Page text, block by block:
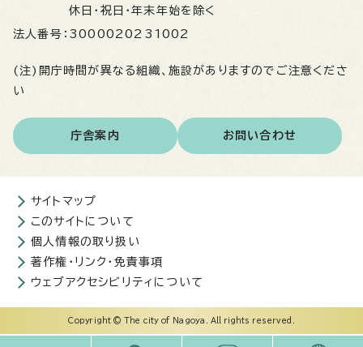
休日・祝日・年末年始を除く
法人番号： 3000020231002
(注)開庁時間が異なる組織、施設がありますのでご注意くださ
い
庁舎案内 お問い合わせ
サイトマップ
このサイトについて
個人情報の取り扱い
著作権・リンク・免責事項
ウェブアクセシビリティについて
Copyright © The city of Nagoya. All rights reserved.